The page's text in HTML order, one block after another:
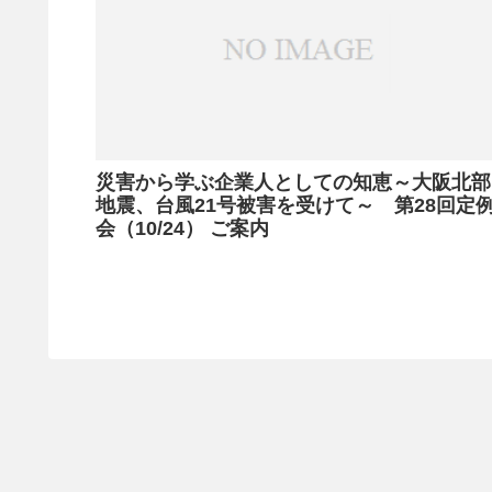
災害から学ぶ企業人としての知恵～大阪北部
地震、台風21号被害を受けて～ 第28回定
会（10/24） ご案内